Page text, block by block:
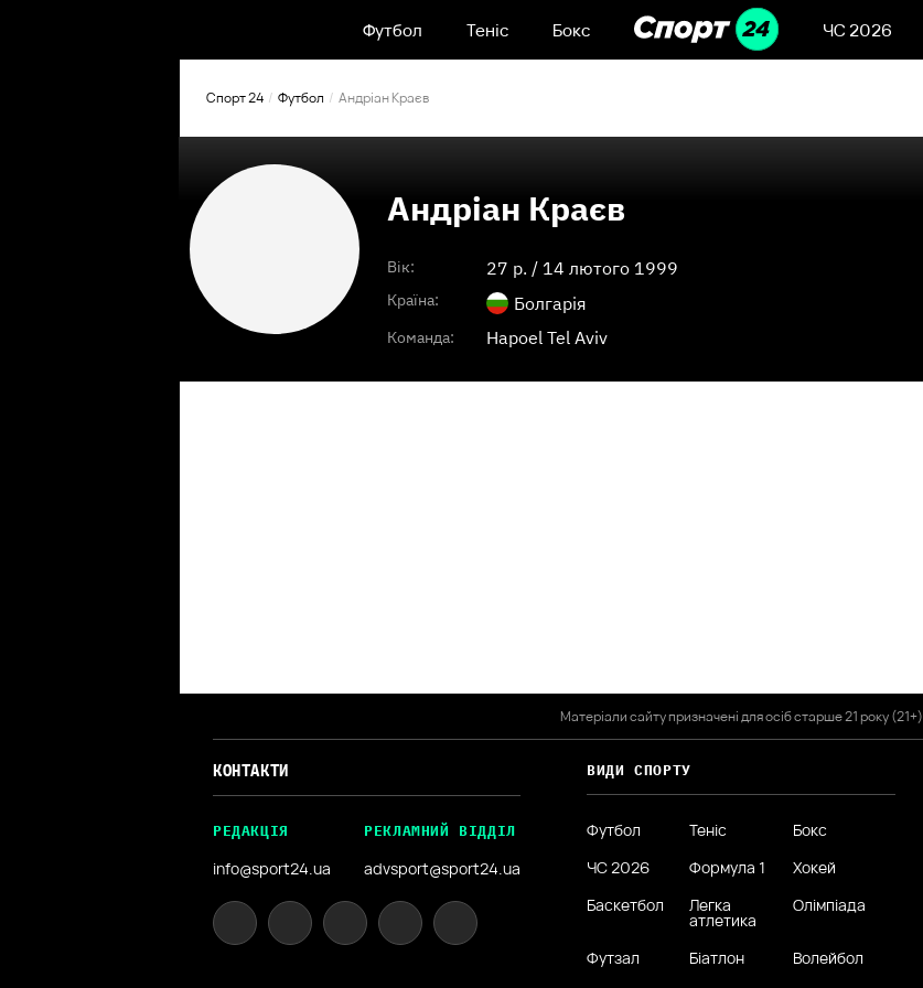
Футбол Теніс Бокс ЧС 2026
Спорт 24 Футбол Андріан Краєв
Андріан Краєв
Вік: 27 p. / 14 лютого 1999
Країна: Болгарія
Команда: Hapoel Tel Aviv
Матеріали сайту призначені для осіб старше 21 року (21+)
КОНТАКТИ
РЕДАКЦІЯ
info@sport24.ua
РЕКЛАМНИЙ ВІДДІЛ
advsport@sport24.ua
ВИДИ СПОРТУ
Футбол Теніс
Бокс
ЧС 2026
Формула 1
Хокей
Баскетбол
Легка
атлетика
Олімпіада
Футзал Біатлон
Волейбол